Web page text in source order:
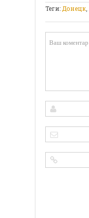
Теги: Донецк